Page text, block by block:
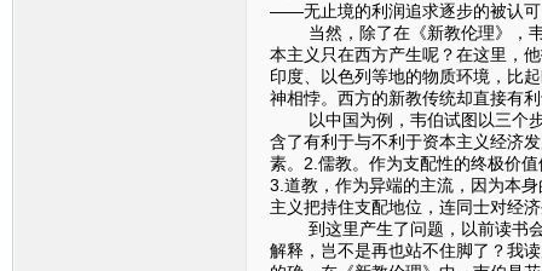
——无止境的利润追求逐步的被认可
当然，除了在《新教伦理》，韦
本主义只在西方产生呢？在这里，
印度、以色列等地的物质环境，比
神相悖。西方的新教传统却直接有
以中国为例，韦伯试图以三个步
含了有利于与不利于资本主义经济
素。2.儒教。作为支配性的终极价
3.道教，作为异端的主流，因为本
主义把持住支配地位，连同士对经
到这里产生了问题，以前读书会
解释，岂不是再也站不住脚了？我